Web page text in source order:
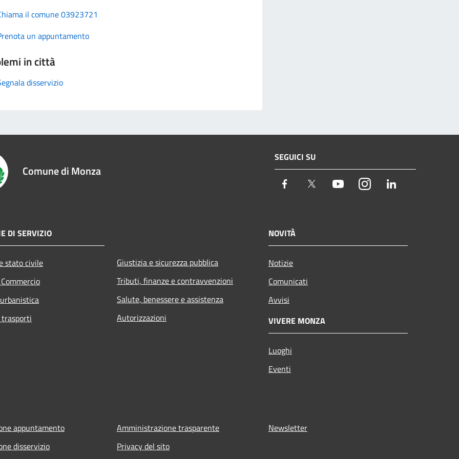
il comune 03923721
un appuntamento
in città
disservizio
Comune di Monza
SEGUICI SU
Facebook Twitter YoutubeInstagram
DI SERVIZIO
stato civile
Giustizia e sicurezza pubblica
Tributi, finanze e contravvenzioni
Salute, benessere e assistenza
Autorizzazioni
NOVITÀ
Notizie
Comunicati
Avvisi
VIVERE MONZA
Luoghi
Eventi
appuntamento
disservizio
Amministrazione trasparente
Privacy del sito
Newsletter